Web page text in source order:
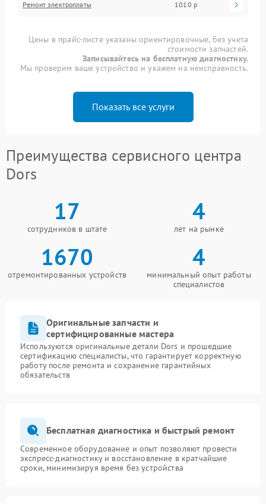
Ремонт электроплаты 1010 р
Цены в прайс-листе указаны ориентировочные, без учета
стоимости запчастей.
Записывайтесь на бесплатную диагностику.
Мы проверим ваше устройство и укажем на неисправность.
Показать все услуги
Преимущества сервисного центра
Dors
17
сотрудников в штате
4
лет на рынке
1670
отремонтированных устройств
4
минимальный опыт работы
специалистов
Оригинальные запчасти и
сертифицированные мастера
Используются оригинальные детали Dors и прошедшие
сертификацию специалисты, что гарантирует корректную
работу после ремонта и сохранение гарантийных
обязательств
Бесплатная диагностика и быстрый ремонт
Современное оборудование и опыт позволяют провести
экспресс-диагностику и восстановление в кратчайшие
сроки, минимизируя время без устройства